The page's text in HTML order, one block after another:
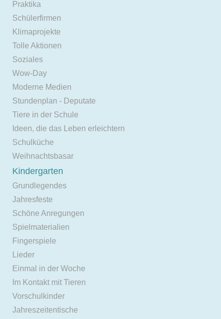
Praktika
Schülerfirmen
Klimaprojekte
Tolle Aktionen
Soziales
Wow-Day
Moderne Medien
Stundenplan - Deputate
Tiere in der Schule
Ideen, die das Leben erleichtern
Schulküche
Weihnachtsbasar
Kindergarten
Grundlegendes
Jahresfeste
Schöne Anregungen
Spielmaterialien
Fingerspiele
Lieder
Einmal in der Woche
Im Kontakt mit Tieren
Vorschulkinder
Jahreszeitentische